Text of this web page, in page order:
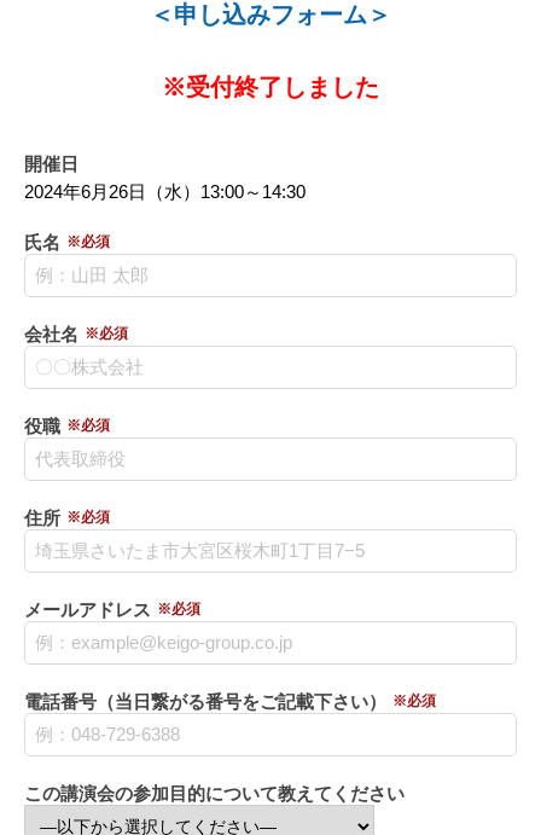
＜申し込みフォーム＞
※受付終了しました
開催日
2024年6月26日（水）13:00～14:30
氏名 ※必須
会社名 ※必須
役職 ※必須
住所 ※必須
メールアドレス ※必須
電話番号（当日繋がる番号をご記載下さい） ※必須
この講演会の参加目的について教えてください